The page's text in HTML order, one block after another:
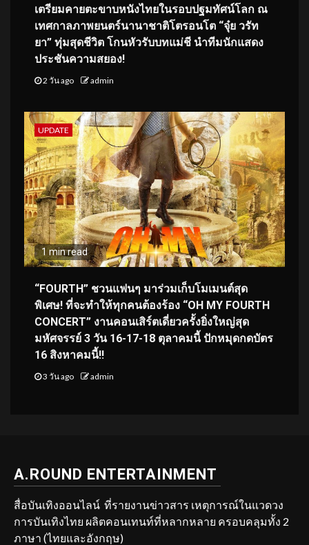
เตรียมคายตะขาบหนังไทยในรอบปฐมทัศน์โลก ณ
เทศกาลภาพยนตร์นานาชาติโตรอนโต “จุ๋ย วรัท
ยา” ทุ่มสุดชีวิต โกนหัวรับบทแม่ชี นำทีมนักแสดง
ประชันความสยอง!
2 วัน ago admin
UPDATE
1 min read
“FOURTH” ชวนแฟนๆ มาร่วมเก็บโมเมนต์สุด
พิเศษ! ที่จะทำให้ทุกคนต้องร้อง “OH MY FOURTH
CONCERT” งานคอนเสิร์ตเดี่ยวครั้งยิ่งใหญ่สุด
มหัศจรรย์ 3 วัน 16-17-18 ตุลาคมนี้ ปักหมุดกดบัตร
16 สิงหาคมนี้!!
3 วัน ago admin
A.ROUND ENTERTAINMENT
สื่อบันเทิงออนไลน์ ที่รายงานข่าวสาร เหตุการณ์ในแวดวง
การบันเทิงไทย ผลิตคอนเทนท์ที่หลากหลาย ครอบคลุมทั้ง 2
ภาษา (ไทยและอังกฤษ)